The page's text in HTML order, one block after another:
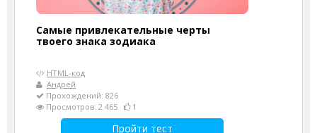
Самые привлекательные черты
твоего знака зодиака
HTML-код
Андрей
Прохождений: 826
Просмотров: 2 465
1
Пройти тест